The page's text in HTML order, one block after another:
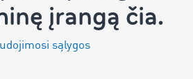
įrangą čia.
sąlygos